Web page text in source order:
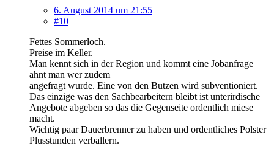
6. August 2014 um 21:55
#10
Fettes Sommerloch.
Preise im Keller.
Man kennt sich in der Region und kommt eine Jobanfrage
ahnt man wer zudem
angefragt wurde. Eine von den Butzen wird subventioniert.
Das einzige was den Sachbearbeitern bleibt ist unterirdische
Angebote abgeben so das die Gegenseite ordentlich miese
macht.
Wichtig paar Dauerbrenner zu haben und ordentliches Polster
Plusstunden verballern.